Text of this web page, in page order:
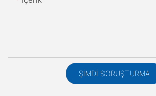
ŞIMDI SORUŞTURMA